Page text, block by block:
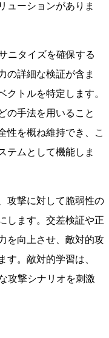
ューションがありま
ニタイズを確保する
の詳細な検証が含ま
クトルを特定します。
の手法を用いること
性を概ね維持でき、こ
テムとして機能しま
攻撃に対して脆弱性の
します。交差検証や正
を向上させ、敵対的攻
す。敵対的学習は、
攻撃シナリオを刺激